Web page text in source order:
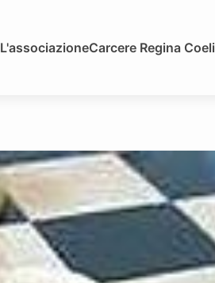
L'associazioneCarcere Regina Coeli